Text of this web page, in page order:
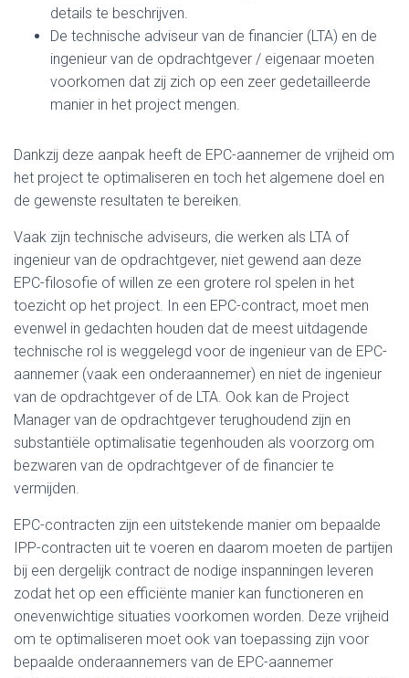
details te beschrijven.
De technische adviseur van de financier (LTA) en de
ingenieur van de opdrachtgever / eigenaar moeten
voorkomen dat zij zich op een zeer gedetailleerde
manier in het project mengen.
Dankzij deze aanpak heeft de EPC-aannemer de vrijheid om
het project te optimaliseren en toch het algemene doel en
de gewenste resultaten te bereiken.
Vaak zijn technische adviseurs, die werken als LTA of
ingenieur van de opdrachtgever, niet gewend aan deze
EPC-filosofie of willen ze een grotere rol spelen in het
toezicht op het project. In een EPC-contract, moet men
evenwel in gedachten houden dat de meest uitdagende
technische rol is weggelegd voor de ingenieur van de EPC-
aannemer (vaak een onderaannemer) en niet de ingenieur
van de opdrachtgever of de LTA. Ook kan de Project
Manager van de opdrachtgever terughoudend zijn en
substantiële optimalisatie tegenhouden als voorzorg om
bezwaren van de opdrachtgever of de financier te
vermijden.
EPC-contracten zijn een uitstekende manier om bepaalde
IPP-contracten uit te voeren en daarom moeten de partijen
bij een dergelijk contract de nodige inspanningen leveren
zodat het op een efficiënte manier kan functioneren en
onevenwichtige situaties voorkomen worden. Deze vrijheid
om te optimaliseren moet ook van toepassing zijn voor
bepaalde onderaannemers van de EPC-aannemer